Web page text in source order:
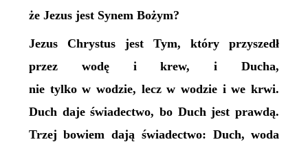
że Jezus jest Synem Bożym?
Jezus Chrystus jest Tym, który przyszedł
przez wodę i krew, i Ducha,
nie tylko w wodzie, lecz w wodzie i we krwi.
Duch daje świadectwo, bo Duch jest prawdą.
Trzej bowiem dają świadectwo: Duch, woda